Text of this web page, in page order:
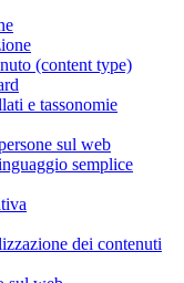
(content type)
e tassonomie
sul web
semplice
dei contenuti